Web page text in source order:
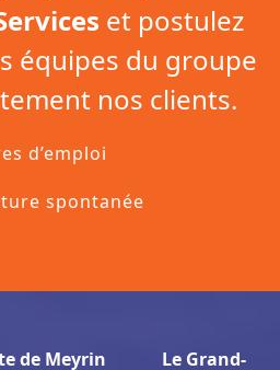
et postulez
équipes du groupe
nos clients.
d’emploi
spontanée
de Meyrin Le Grand-